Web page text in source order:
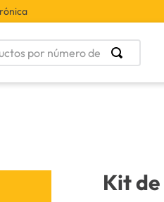
por número de parte
Kit